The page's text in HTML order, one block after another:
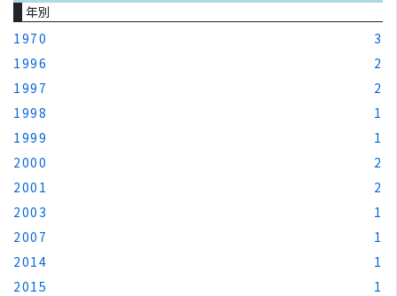
年別
1970
3
1996
2
1997
2
1998
1
1999
1
2000
2
2001
2
2003
1
2007
1
2014
1
2015
1